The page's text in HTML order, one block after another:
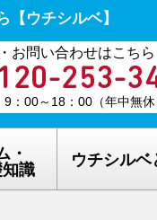
ウチシルベ】
お問い合わせはこちら
00～18：00（年中無休
・
識
ウチシルベ